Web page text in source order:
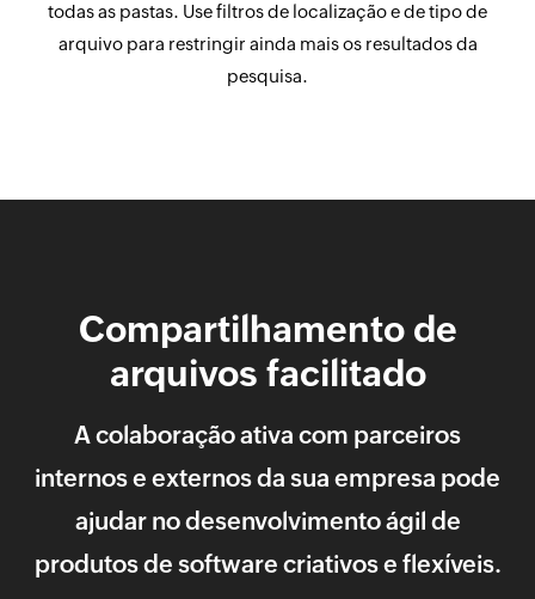
todas as pastas. Use filtros de localização e de tipo de
arquivo para restringir ainda mais os resultados da
pesquisa.
Compartilhamento de
arquivos facilitado
A colaboração ativa com parceiros
internos e externos da sua empresa pode
ajudar no desenvolvimento ágil de
produtos de software criativos e flexíveis.